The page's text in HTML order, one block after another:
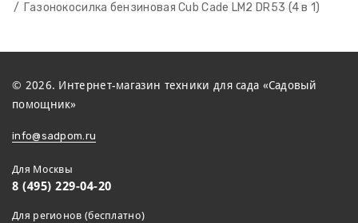
Газонокосилка бензиновая Cub Cade LM2 DR53 (4 в 1)
© 2026. Интернет-магазин техники для сада «Садовый
помощник»
info@sadpom.ru
Для Москвы
8 (495) 229-04-20
Для регионов (бесплатно)